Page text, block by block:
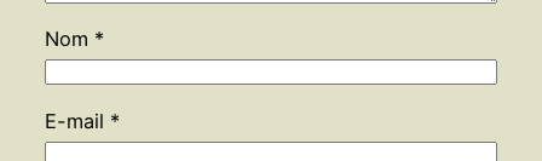
Nom *
E-mail *